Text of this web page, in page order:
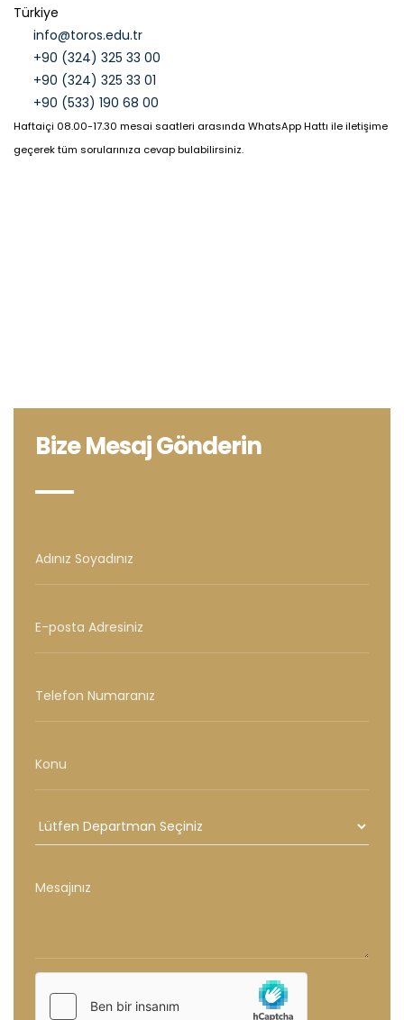
Türkiye
info@toros.edu.tr
+90 (324) 325 33 00
+90 (324) 325 33 01
+90 (533) 190 68 00
Haftaiçi 08.00-17.30 mesai saatleri arasında WhatsApp Hattı ile iletişime
geçerek tüm sorularınıza cevap bulabilirsiniz.
Bize Mesaj Gönderin